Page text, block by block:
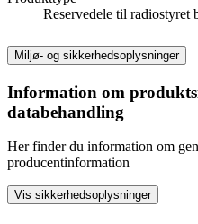
Reservedele til radiostyret
Miljø- og sikkerhedsoplysninger
Information om
databehandling
Her finder du information om
producentinformation
Vis sikkerhedsoplysninger